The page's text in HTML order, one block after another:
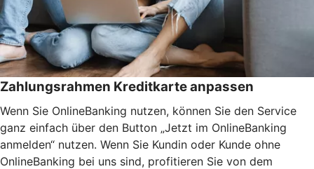
Zahlungsrahmen Kreditkarte anpassen
Wenn Sie OnlineBanking nutzen, können Sie den Service
ganz einfach über den Button „Jetzt im OnlineBanking
anmelden“ nutzen. Wenn Sie Kundin oder Kunde ohne
OnlineBanking bei uns sind, profitieren Sie von dem